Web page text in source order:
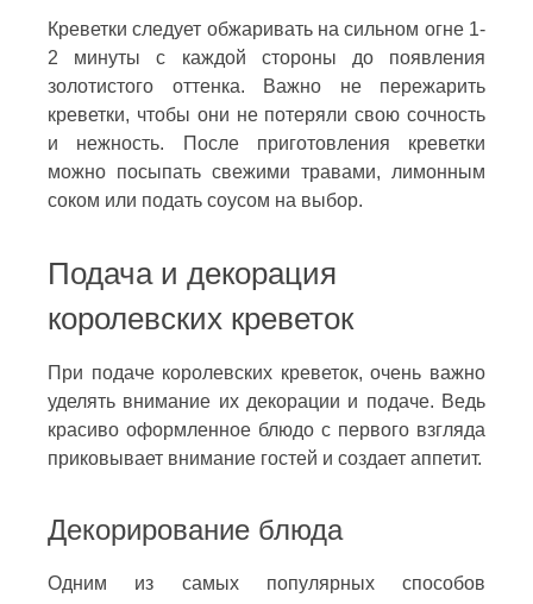
Креветки следует обжаривать на сильном огне 1-
2 минуты с каждой стороны до появления
золотистого оттенка. Важно не пережарить
креветки, чтобы они не потеряли свою сочность
и нежность. После приготовления креветки
можно посыпать свежими травами, лимонным
соком или подать соусом на выбор.
Подача и декорация
королевских креветок
При подаче королевских креветок, очень важно
уделять внимание их декорации и подаче. Ведь
красиво оформленное блюдо с первого взгляда
приковывает внимание гостей и создает аппетит.
Декорирование блюда
Одним из самых популярных способов